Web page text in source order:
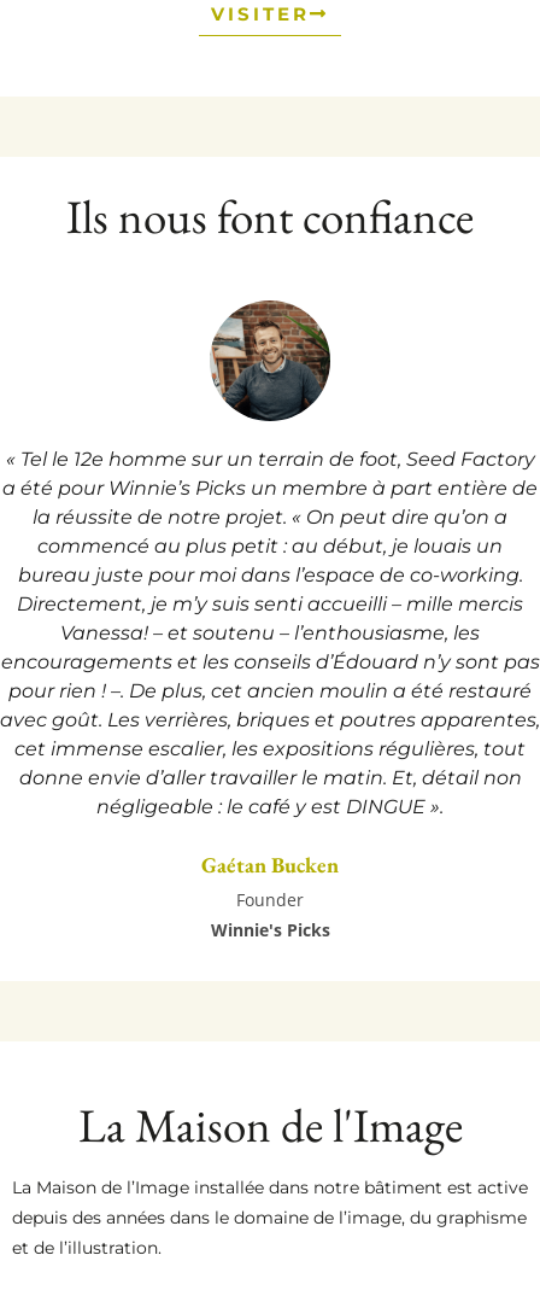
VISITER
Ils nous font confiance
Edouard a toujours su répondre à nos attentes… Et les
a souvent dépassées. Il a toujours respecté les délais
donnés et prouvé son expertise du métier. En plus, c’st
toujours un plaisir de partager sa bonne humeur !
Alexis Picard
CEO & Owner
S.E.A. to S.E.E/Laboratoires Herbolistique
La Maison de l'Image
La Maison de l’Image installée dans notre bâtiment est active
depuis des années dans le domaine de l’image, du graphisme
et de l’illustration.